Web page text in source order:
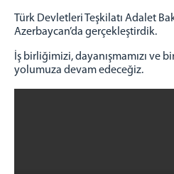
İLETİŞİM
Türk Devletleri Teşkilatı Adalet
Azerbaycan’da gerçekleştirdik.
İş birliğimizi, dayanışmamızı
yolumuza devam edeceğiz.